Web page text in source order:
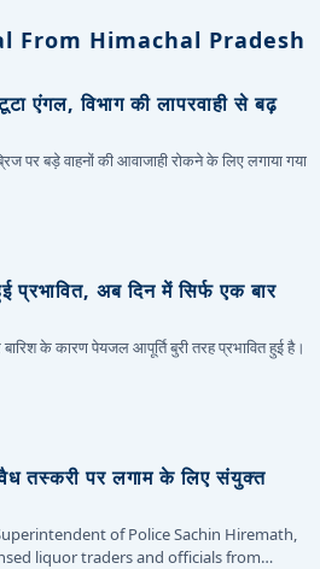
From Himachal Pradesh
एंगल, विभाग की लापरवाही से बढ़
पर बड़े वाहनों की आवाजाही रोकने के लिए लगाया गया
अब दिन में सिर्फ एक बार
के कारण पेयजल आपूर्ति बुरी तरह प्रभावित हुई है।
तस्करी पर लगाम के लिए संयुक्त
of Police Sachin Hiremath,
liquor traders and officials from…